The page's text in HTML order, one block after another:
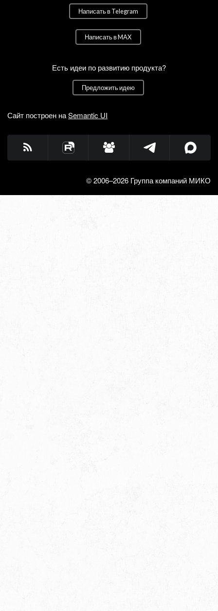
Написать в Telegram
Написать в MAX
Есть идеи по развитию продукта?
Предложить идею
Сайт построен наSemantic UI
© 2006–2026 Группа компаний МИКО